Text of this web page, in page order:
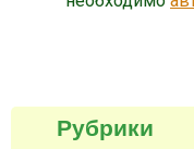
Рубрики